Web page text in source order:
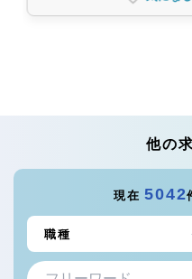
他の
現在5042